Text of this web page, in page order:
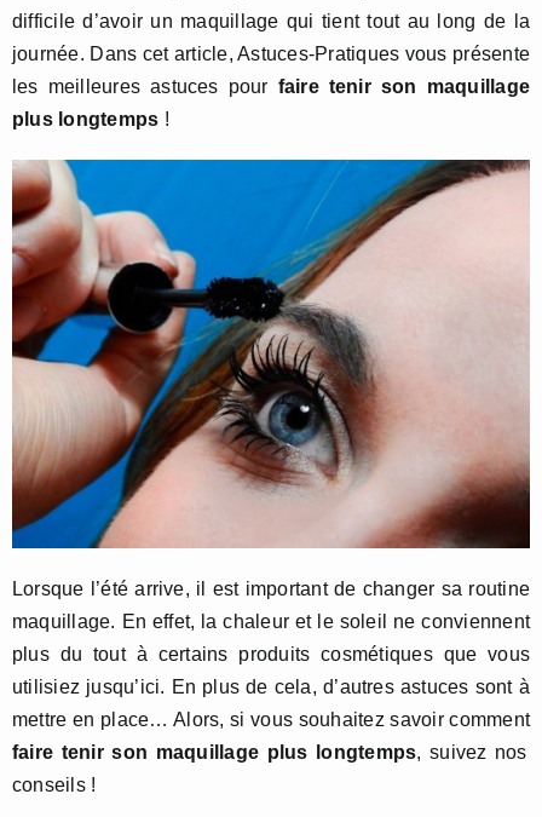
difficile d’avoir un maquillage qui tient tout au long de la
journée. Dans cet article, Astuces-Pratiques vous présente
les meilleures astuces pour faire tenir son maquillage
plus longtemps !
Lorsque l’été arrive, il est important de changer sa routine
maquillage. En effet, la chaleur et le soleil ne conviennent
plus du tout à certains produits cosmétiques que vous
utilisiez jusqu’ici. En plus de cela, d’autres astuces sont à
mettre en place… Alors, si vous souhaitez savoir comment
faire tenir son maquillage plus longtemps, suivez nos
conseils !